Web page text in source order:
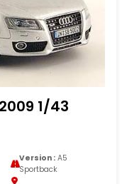
1/43
Version :A5
Sportback